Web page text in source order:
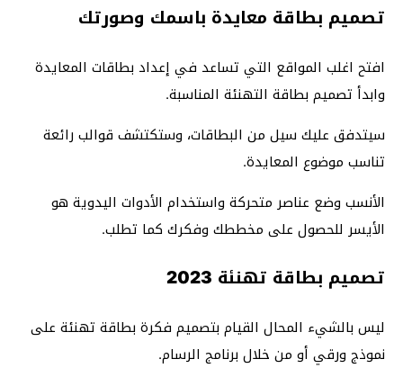
تصميم بطاقة معايدة باسمك وصورتك
افتح اغلب المواقع التي تساعد في إعداد بطاقات المعايدة
وابدأ تصميم بطاقة التهنئة المناسبة.
سيتدفق عليك سيل من البطاقات، وستكتشف قوالب رائعة
تناسب موضوع المعايدة.
الأنسب وضع عناصر متحركة واستخدام الأدوات اليدوية هو
الأيسر للحصول على مخططك وفكرك كما تطلب.
تصميم بطاقة تهنئة 2023
ليس بالشيء المحال القيام بتصميم فكرة بطاقة تهنئة على
نموذج ورقي أو من خلال برنامج الرسام.